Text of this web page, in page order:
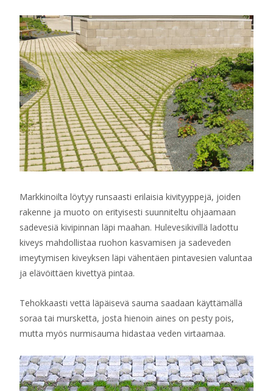
Markkinoilta löytyy runsaasti erilaisia kivityyppejä, joiden
rakenne ja muoto on erityisesti suunniteltu ohjaamaan
sadevesiä kivipinnan läpi maahan. Hulevesikivillä ladottu
kiveys mahdollistaa ruohon kasvamisen ja sadeveden
imeytymisen kiveyksen läpi vähentäen pintavesien valuntaa
ja elävöittäen kivettyä pintaa.
Tehokkaasti vettä läpäisevä sauma saadaan käyttämällä
soraa tai mursketta, josta hienoin aines on pesty pois,
mutta myös nurmisauma hidastaa veden virtaamaa.